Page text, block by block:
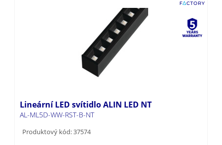
Lineární LED svítidlo ALIN LED NT
AL-ML5D-WW-RST-B-NT
Produktový kód: 37574